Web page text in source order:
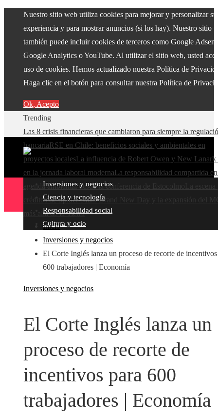
Nuestro sitio web utiliza cookies para mejorar y personalizar su
experiencia y para mostrar anuncios (si los hay). Nuestro sitio
también puede incluir cookies de terceros como Google
Google Analytics o YouTube. Al utilizar el sitio web, usted
uso de cookies. Hemos actualizado nuestra Política de
Haga clic en el botón para consultar nuestra Política de
Ok, Acepto
Trending
Las 8 crisis financieras que cambiaron para siempre la
bancariaRSE en Chile: beneficios sociales y ambientales en
proyectos localesLa influencia de Robert Owen y New
en la jornada laboral modernaLa responsabilidad compartida
agenda ambiental desde la conferencia de Estocolmo
créditos de Spider-Man: Brand New Day y la expansión del
más allá de la Tierra
Inversiones y negocios
Ciencia y tecnología
Responsabilidad social
Cultura y ocio
Inicio
Inversiones y negocios
El Corte Inglés lanza un proceso de recorte de
600 trabajadores | Economía
Inversiones y negocios
El Corte Inglés lanza un
proceso de recorte de
incentivos para 600
trabajadores | Economía